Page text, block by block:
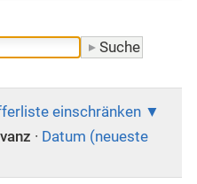
einschränken
· Datum (neueste